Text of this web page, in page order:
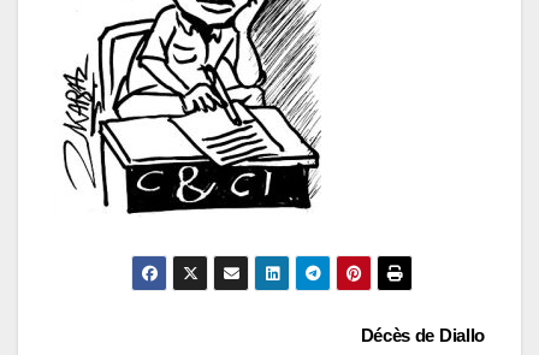
Décès de Diallo